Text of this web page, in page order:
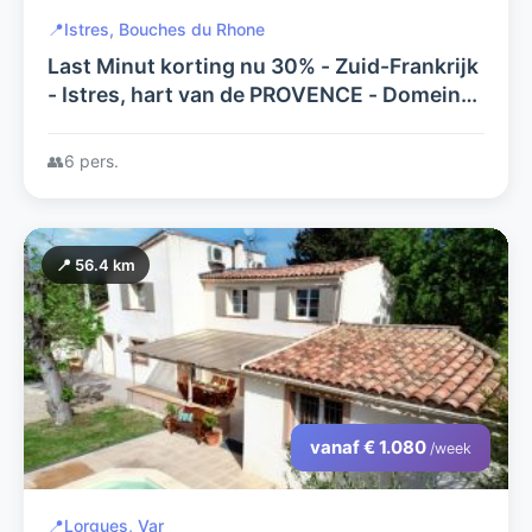
📍Istres, Bouches du Rhone
Last Minut korting nu 30% - Zuid-Frankrijk
- Istres, hart van de PROVENCE - Domein
WATER GELEGEN !
👥6 pers.
📍 56.4 km
vanaf € 1.080 /week
📍Lorgues, Var